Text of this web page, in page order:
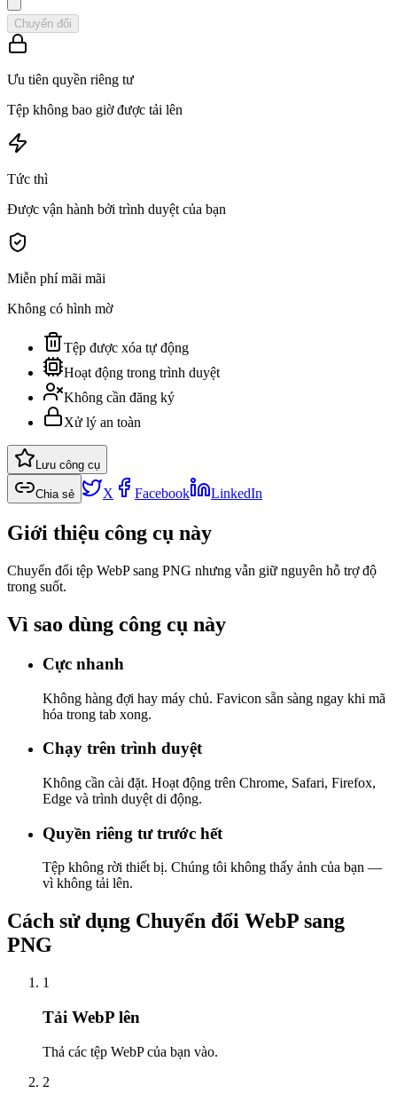
Chuyển đổi
Ưu tiên quyền riêng tư
Tệp không bao giờ được tải lên
Tức thì
Được vận hành bởi trình duyệt của bạn
Miễn phí mãi mãi
Không có hình mờ
Tệp được xóa tự động
Hoạt động trong trình duyệt
Không cần đăng ký
Xử lý an toàn
Lưu công cụ
Chia sẻ X Facebook LinkedIn
Giới thiệu công cụ này
Chuyển đổi tệp WebP sang PNG nhưng vẫn giữ nguyên hỗ trợ độ
trong suốt.
Vì sao dùng công cụ này
Cực nhanh
Không hàng đợi hay máy chủ. Favicon sẵn sàng ngay khi mã
hóa trong tab xong.
Chạy trên trình duyệt
Không cần cài đặt. Hoạt động trên Chrome, Safari, Firefox,
Edge và trình duyệt di động.
Quyền riêng tư trước hết
Tệp không rời thiết bị. Chúng tôi không thấy ảnh của bạn —
vì không tải lên.
Cách sử dụng Chuyển đổi WebP sang
PNG
1
Tải WebP lên
Thả các tệp WebP của bạn vào.
2